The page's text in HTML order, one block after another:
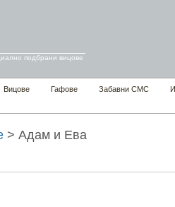
подбрани вицове
Вицове Гафове Забавни СМС
> Адам и Ева